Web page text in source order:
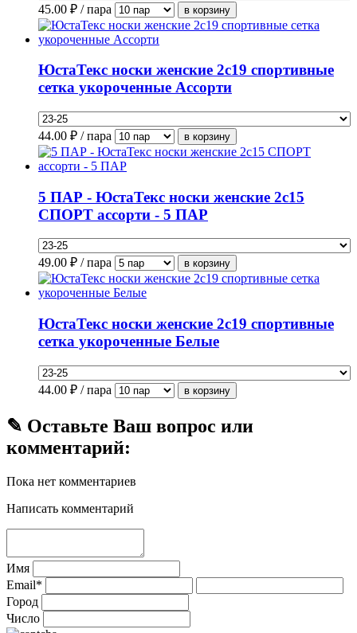
45.00 ₽ / пара
ЮстаТекс носки женские 2с19 спортивные
сетка укороченные Ассорти
44.00 ₽ / пара
5 ПАР - ЮстаТекс носки женские 2с15
СПОРТ ассорти - 5 ПАР
49.00 ₽ / пара
ЮстаТекс носки женские 2с19 спортивные
сетка укороченные Белые
44.00 ₽ / пара
✎ Оставьте Ваш вопрос или
комментарий:
Пока нет комментариев
Написать комментарий
Имя
Email*
Город
Число